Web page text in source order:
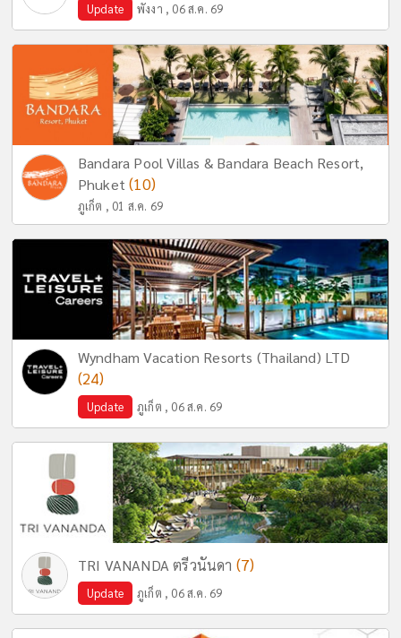
Update พังงา , 06 ส.ค. 69
Bandara Pool Villas & Bandara Beach Resort,
Phuket(10)
ภูเก็ต , 01 ส.ค. 69
Wyndham Vacation Resorts (Thailand) LTD
(24)
Update ภูเก็ต , 06 ส.ค. 69
TRI VANANDA ตรีวนันดา (7)
Update ภูเก็ต , 06 ส.ค. 69